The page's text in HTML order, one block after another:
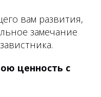
вам развития,
замечание
ценность с